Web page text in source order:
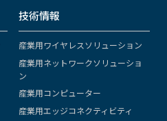
技術情報
産業用ワイヤレスソリューション
産業用ネットワークソリューショ
ン
産業用コンピューター
産業用エッジコネクティビティ